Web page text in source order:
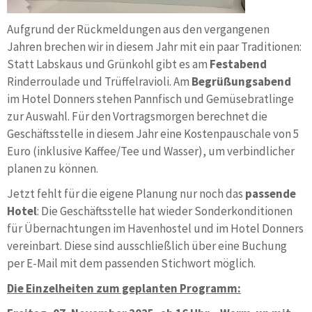
Aufgrund der Rückmeldungen aus den vergangenen
Jahren brechen wir in diesem Jahr mit ein paar Traditionen:
Statt Labskaus und Grünkohl gibt es am Festabend
Rinderroulade und Trüffelravioli. Am Begrüßungsabend
im Hotel Donners stehen Pannfisch und Gemüsebratlinge
zur Auswahl. Für den Vortragsmorgen berechnet die
Geschäftsstelle in diesem Jahr eine Kostenpauschale von 5
Euro (inklusive Kaffee/Tee und Wasser), um verbindlicher
planen zu können.
Jetzt fehlt für die eigene Planung nur noch das passende
Hotel: Die Geschäftsstelle hat wieder Sonderkonditionen
für Übernachtungen im Havenhostel und im Hotel Donners
vereinbart. Diese sind ausschließlich über eine Buchung
per E-Mail mit dem passenden Stichwort möglich.
Die Einzelheiten zum geplanten Programm: